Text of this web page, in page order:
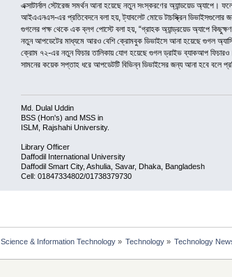
এক্সাটার্নাল স্টোরেজ সমর্থন আনা হয়েছে নতুন সংস্করণের অ্যান্ডয়েড
আইএএনএস-এর প্রতিবেদনে বলা হয়, ট্যাবলেট মোডে টাচস্ক্রিন
গুগলের পক্ষ থেকে এক ব্লগ পোস্টে বলা হয়, “গ্রাহক অ্যান্ড্রয়েড অ্যাপে
নতুন আপডেটের মাধ্যমে আরও বেশি ক্রোমবুক ডিভাইসে আনা হয়েছে গুগল
ক্রোম ৭২-এর নতুন ফিচার তালিকায় যোগ হয়েছে গুগল ড্রাইভ ব্যাকআপ
সামনের কয়েক সপ্তাহ ধরে আপডেটটি বিভিন্ন ডিভাইসের জন্য আনা হবে বলে
Md. Dulal Uddin
BSS (Hon's) and MSS in
ISLM, Rajshahi University.
Library Officer
Daffodil International University
Daffodil Smart City, Ashulia, Savar, Dhaka, Bangladesh
Cell: 01847334802/01738379730
Science & Information Technology» Technology » Technology